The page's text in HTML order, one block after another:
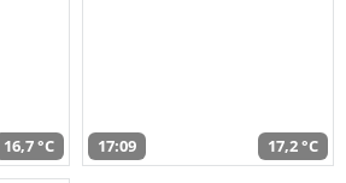
16,7 °C 17:09 17,2 °C